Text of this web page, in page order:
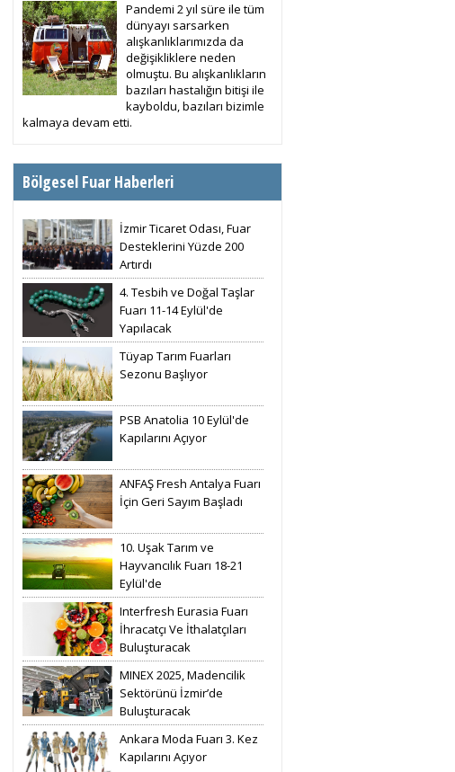
Pandemi 2 yıl süre ile tüm
dünyayı sarsarken
alışkanlıklarımızda da
değişikliklere neden
olmuştu. Bu alışkanlıkların
bazıları hastalığın bitişi ile
kayboldu, bazıları bizimle
kalmaya devam etti.
Bölgesel Fuar Haberleri
İzmir Ticaret Odası, Fuar
Desteklerini Yüzde 200
Artırdı
4. Tesbih ve Doğal Taşlar
Fuarı 11-14 Eylül'de
Yapılacak
Tüyap Tarım Fuarları
Sezonu Başlıyor
PSB Anatolia 10 Eylül'de
Kapılarını Açıyor
ANFAŞ Fresh Antalya Fuarı
İçin Geri Sayım Başladı
10. Uşak Tarım ve
Hayvancılık Fuarı 18-21
Eylül'de
Interfresh Eurasia Fuarı
İhracatçı Ve İthalatçıları
Buluşturacak
MINEX 2025, Madencilik
Sektörünü İzmir’de
Buluşturacak
Ankara Moda Fuarı 3. Kez
Kapılarını Açıyor